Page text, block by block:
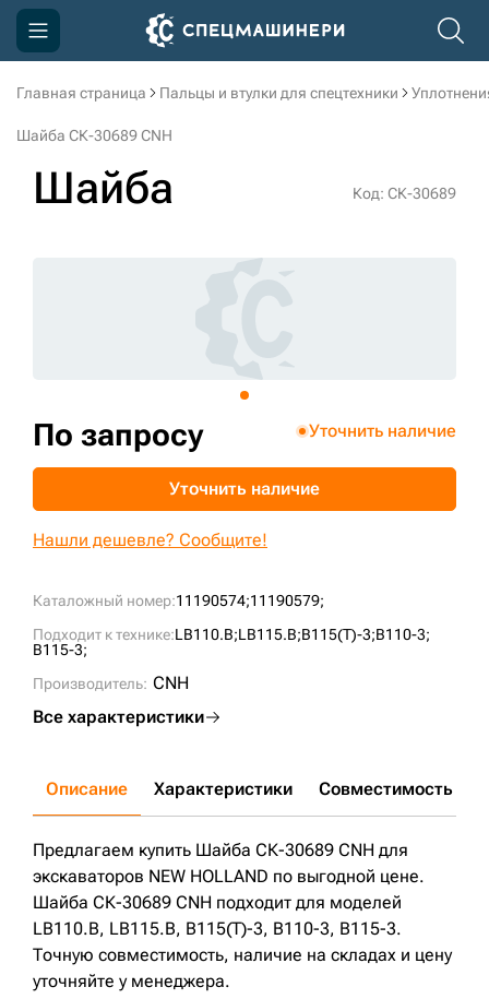
Главная страница Пальцы и втулки для спецтехники
Шайба СК-30689 CNH
Шайба Код: СК-30689
Каталожный номер:11190574;11190579;
Подходит к технике:LB110.B;LB115.B;B115(T)-3;B110-3;
B115-3;
Производитель: CNH
Все характеристики
По запросу Уточнить наличие
Уточнить наличие
Нашли дешевле? Сообщите!
Описание Характеристики Совместимость
Предлагаем купить Шайба СК-30689 CNH для
экскаваторов NEW HOLLAND по выгодной цене.
Шайба СК-30689 CNH подходит для моделей
LB110.B, LB115.B, B115(T)-3, B110-3, B115-3.
Точную совместимость, наличие на складах и цену
уточняйте у менеджера.
Компания
Доставка и оплата
+7 (499) 394-50-93